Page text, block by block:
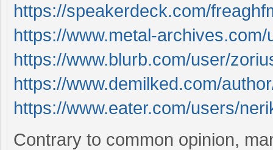
https://speakerdeck.com/
https://www.metal-
https://www.blurb.com/user/
https://www.demilked.com/
https://www.eater.com/users/
Contrary to common opinion,